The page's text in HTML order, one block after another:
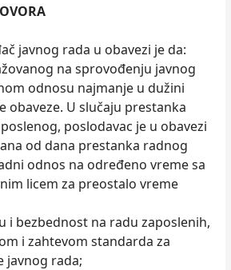
javnog rada u obavezi je da:
na sprovođenju javnog
odnosu najmanje u dužini
obaveze. U slučaju prestanka
poslodavac je u obavezi
od dana prestanka radnog
odnos na određeno vreme sa
licem za preostalo vreme
i bezbednost na radu zaposlenih,
i zahtevom standarda za
javnog rada;